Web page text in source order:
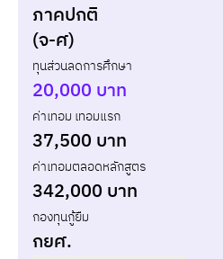
ภาคปกติ
(จ-ศ)
ทุนส่วนลดการศึกษา
20,000 บาท
ค่าเทอม เทอมแรก
37,500 บาท
ค่าเทอมตลอดหลักสูตร
342,000 บาท
กองทุนกู้ยืม
กยศ.
แบบกู้ยืม
ปี เทอม
รวม